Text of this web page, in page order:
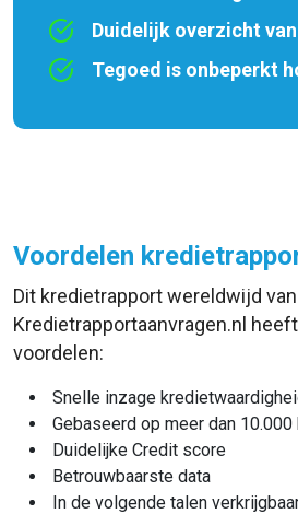
Duidelijk overzicht
Tegoed is onbeperkt
Voordelen
Dit kredietrapport wereldwijd van
Kredietrapportaanvragen.nl
voordelen:
Snelle inzage
Gebaseerd op meer dan 10.000
Duidelijke Credit score
Betrouwbaarste data
In de volgende talen